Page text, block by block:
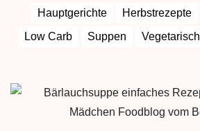
Hauptgerichte Herbstrezepte
Low Carb
Suppen Vegetarisch